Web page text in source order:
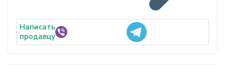
Написать
продавцу